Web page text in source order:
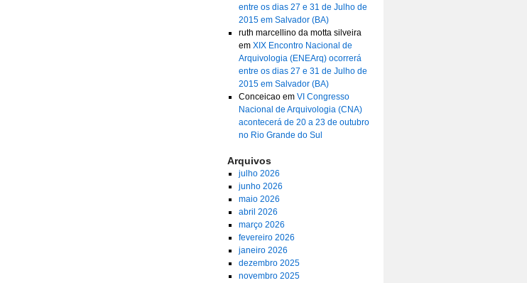
entre os dias 27 e 31 de Julho de
2015 em Salvador (BA)
ruth marcellino da motta silveira
em XIX Encontro Nacional de
Arquivologia (ENEArq) ocorrerá
entre os dias 27 e 31 de Julho de
2015 em Salvador (BA)
Conceicaoem VI Congresso
Nacional de Arquivologia (CNA)
acontecerá de 20 a 23 de outubro
no Rio Grande do Sul
Arquivos
julho 2026
junho 2026
maio 2026
abril 2026
março 2026
fevereiro 2026
janeiro 2026
dezembro 2025
novembro 2025